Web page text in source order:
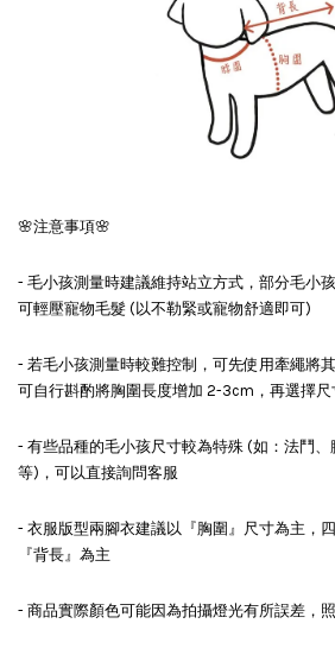
🌸注意事項🌸
- 毛小孩測量時建議維持站立方式，部分毛小
可輕壓寵物毛髮 (以不勒緊或寵物舒適即可)
- 若毛小孩測量時較難控制，可先使用牽繩將
可自行斟酌將胸圍長度增加 2-3cm，再選擇尺
- 有些品種的毛小孩尺寸較為特殊 (如：法鬥
等)，可以直接詢問客服
- 衣服版型兩腳衣建議以『胸圍』尺寸為主，
『背長』為主
- 商品實際顏色可能因為拍攝燈光有所誤差，